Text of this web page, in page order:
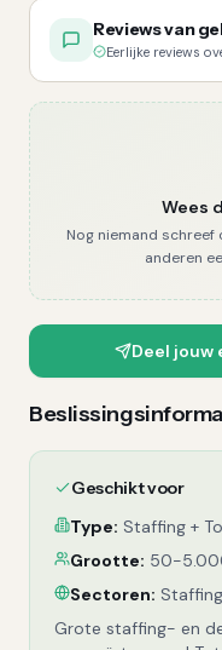
Reviews van
Eerlijke reviews
Wees
Nog niemand schreef
anderen
Deel jouw
Geschikt voor
Type: Staffing +
Grootte: 50-
Sectoren:
Grote staffing- en